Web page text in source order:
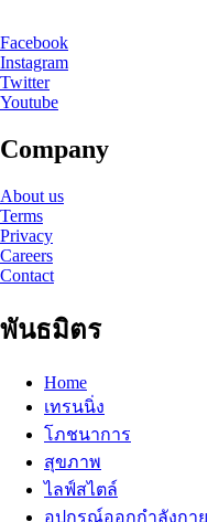
Facebook
Instagram
Twitter
Youtube
Company
About us
Terms
Privacy
Careers
Contact
พันธมิตร
Home
เทรนนิ่ง
โภชนาการ
สุขภาพ
ไลฟ์สไตล์
อุปกรณ์ออกกำลังกาย